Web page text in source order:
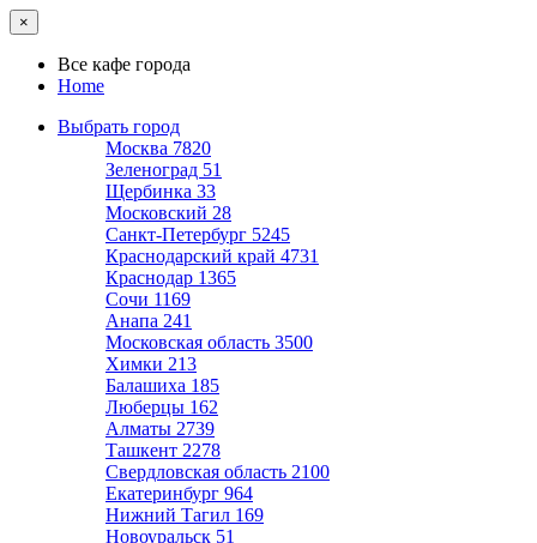
×
Все кафе города
Home
Выбрать город
Москва 7820
Зеленоград 51
Щербинка 33
Московский 28
Санкт-Петербург 5245
Краснодарский край 4731
Краснодар 1365
Сочи 1169
Анапа 241
Московская область 3500
Химки 213
Балашиха 185
Люберцы 162
Алматы 2739
Ташкент 2278
Свердловская область 2100
Екатеринбург 964
Нижний Тагил 169
Новоуральск 51